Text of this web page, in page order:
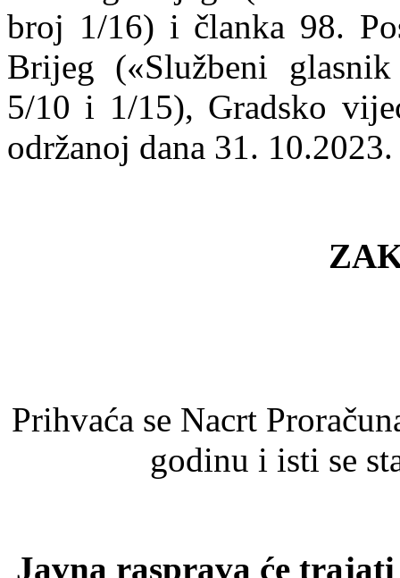
broj 1/16) i članka 98.
Brijeg («Službeni
5/10 i 1/15), Gradsko
održanoj dana 31.
Prihvaća se Nacrt
godinu i isti se
Javna rasprava će trajati